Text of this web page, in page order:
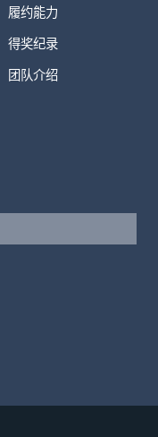
履约能力
得奖纪录
团队介绍